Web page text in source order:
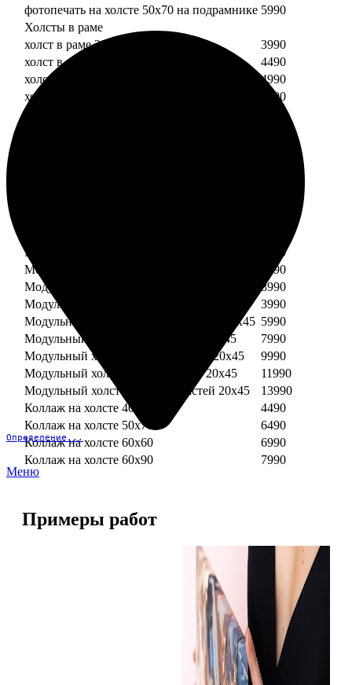
Определение...
Меню
фотопечать на холсте 50х70 на подрамнике 5990
Холсты в раме
холст в раме 20х20
3990
холст в раме 20х30
4490
холст в раме 30х30
4990
холст в раме 30х40
5490
Модульный холст из трех частей 30х40
7490
Модульный холст из двух частей 40х40
5990
Модульный холст из трех частей 40х40
8990
Модульный холст из трех частей 20х45
3990
Модульный холст из четырех частей 20х45 5990
Модульный холст из пяти частей 20х45
7990
Модульный холст из шести частей 20х45
9990
Модульный холст из семи частей 20х45
11990
Модульный холст из восьми частей 20х45
13990
Коллаж на холсте 40х40
4490
Коллаж на холсте 50х70
6490
Коллаж на холсте 60х60
6990
Коллаж на холсте 60х90
7990
Примеры работ